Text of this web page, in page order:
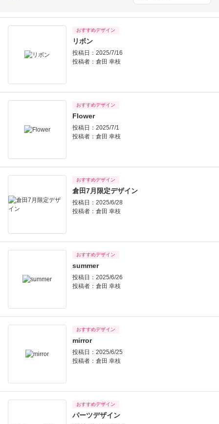
おすすめデザイン
リボン
投稿日：2025/7/16
投稿者： 倉田 幸枝
おすすめデザイン
Flower
投稿日：2025/7/1
投稿者： 倉田 幸枝
おすすめデザイン
倉田7月限定デザイン
投稿日：2025/6/28
投稿者： 倉田 幸枝
おすすめデザイン
summer
投稿日：2025/6/26
投稿者： 倉田 幸枝
おすすめデザイン
mirror
投稿日：2025/6/25
投稿者： 倉田 幸枝
おすすめデザイン
パーツデザイン